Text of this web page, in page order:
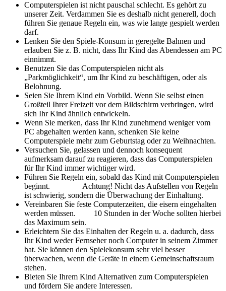
Computerspielen ist nicht pauschal schlecht. Es gehört zu
unserer Zeit. Verdammen Sie es deshalb nicht generell, doch
führen Sie genaue Regeln ein, was wie lange gespielt werden
darf.
Lenken Sie den Spiele-Konsum in geregelte Bahnen und
erlauben Sie z. B. nicht, dass Ihr Kind das Abendessen am PC
einnimmt.
Benutzen Sie das Computerspielen nicht als
„Parkmöglichkeit“, um Ihr Kind zu beschäftigen, oder als
Belohnung.
Seien Sie Ihrem Kind ein Vorbild. Wenn Sie selbst einen
Großteil Ihrer Freizeit vor dem Bildschirm verbringen, wird
sich Ihr Kind ähnlich entwickeln.
Wenn Sie merken, dass Ihr Kind zunehmend weniger vom
PC abgehalten werden kann, schenken Sie keine
Computerspiele mehr zum Geburtstag oder zu Weihnachten.
Versuchen Sie, gelassen und dennoch konsequent
aufmerksam darauf zu reagieren, dass das Computerspielen
für Ihr Kind immer wichtiger wird.
Führen Sie Regeln ein, sobald das Kind mit Computerspielen
beginnt. Achtung! Nicht das Aufstellen von Regeln
ist schwierig, sondern die Überwachung der Einhaltung.
Vereinbaren Sie feste Computerzeiten, die eisern eingehalten
werden müssen. 10 Stunden in der Woche sollten hierbei
das Maximum sein.
Erleichtern Sie das Einhalten der Regeln u. a. dadurch, dass
Ihr Kind weder Fernseher noch Computer in seinem Zimmer
hat. Sie können den Spielekonsum sehr viel besser
überwachen, wenn die Geräte in einem Gemeinschaftsraum
stehen.
Bieten Sie Ihrem Kind Alternativen zum Computerspielen
und fördern Sie andere Interessen.